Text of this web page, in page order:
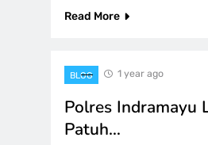
Read More
BLOG 1 year ago
Polres Indramayu
Patuh…